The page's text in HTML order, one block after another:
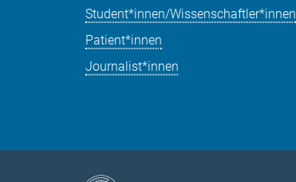
Student*innen/Wissenschaftler*innen
Patient*innen
Journalist*innen